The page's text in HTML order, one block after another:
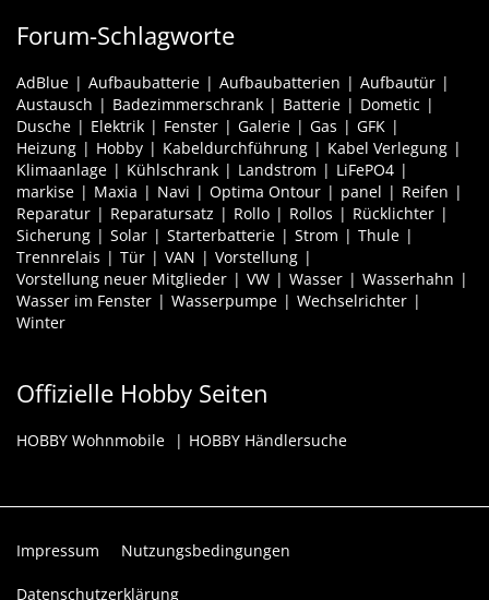
Forum-Schlagworte
AdBlue Aufbaubatterie Aufbaubatterien
Aufbautür
Austausch
Badezimmerschrank Batterie
Dometic
Dusche
Elektrik Fenster Galerie Gas
GFK
Heizung
Hobby Kabeldurchführung
Kabel Verlegung
Klimaanlage
Kühlschrank Landstrom
LiFePO4
markise
Maxia Navi Optima Ontour panel
Reifen
Reparatur
Reparatursatz Rollo Rollos
Rücklichter
Sicherung
Solar Starterbatterie Strom
Thule
Trennrelais
Tür VAN
Vorstellung
Vorstellung neuer Mitglieder
VW Wasser
Wasserhahn
Wasser im Fenster
Wasserpumpe
Wechselrichter
Winter
Offizielle Hobby Seiten
HOBBY Wohnmobile HOBBY Händlersuche
Impressum Nutzungsbedingungen
Datenschutzerklärung